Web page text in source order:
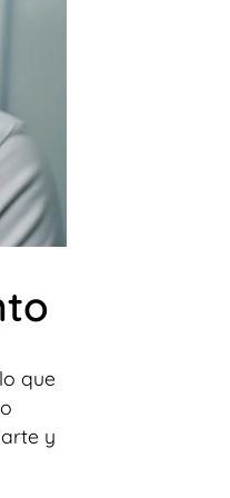
que
y